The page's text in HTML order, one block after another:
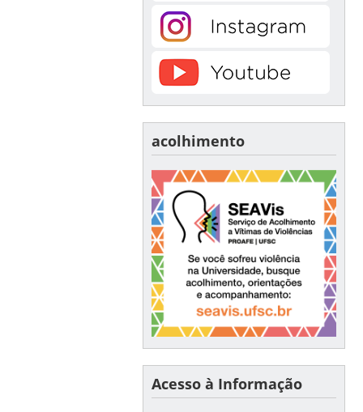
acolhimento
Acesso à Informação